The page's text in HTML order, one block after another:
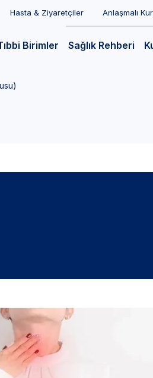
Hasta & Ziyaretçiler Anlaşmalı
Birimler Sağlık Rehberi